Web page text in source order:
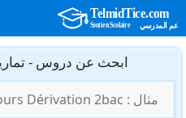
انتقل
المحتوى
ابحث عن دروس -
عن: